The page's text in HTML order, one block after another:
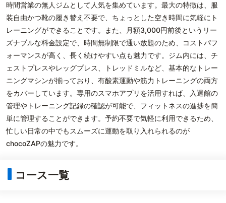
時間営業の無人ジムとして人気を集めています。最大の特徴は、服
装自由かつ靴の履き替え不要で、ちょっとした空き時間に気軽にト
レーニングができることです。また、月額3,000円前後というリー
ズナブルな料金設定で、時間無制限で通い放題のため、コストパフ
ォーマンスが高く、長く続けやすい点も魅力です。ジム内には、チ
ェストプレスやレッグプレス、トレッドミルなど、基本的なトレー
ニングマシンが揃っており、有酸素運動や筋力トレーニングの両方
をカバーしています。専用のスマホアプリを活用すれば、入退館の
管理やトレーニング記録の確認が可能で、フィットネスの進捗を簡
単に管理することができます。予約不要で気軽に利用できるため、
忙しい日常の中でもスムーズに運動を取り入れられるのが
chocoZAPの魅力です。
コース一覧